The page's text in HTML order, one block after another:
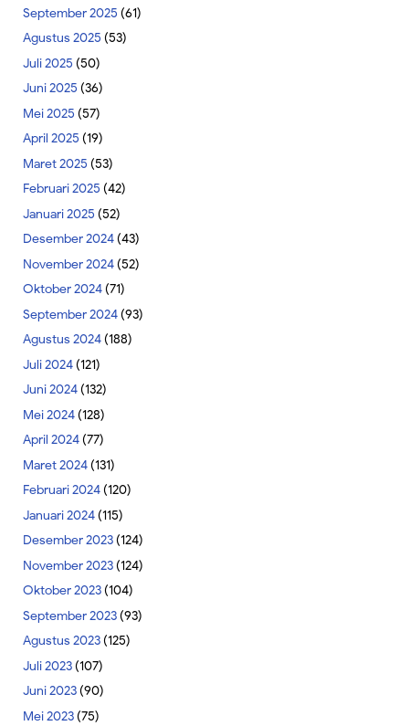
September 2025 (61)
Agustus 2025 (53)
Juli 2025 (50)
Juni 2025 (36)
Mei 2025 (57)
April 2025 (19)
Maret 2025 (53)
Februari 2025 (42)
Januari 2025 (52)
Desember 2024(43)
November 2024(52)
Oktober 2024(71)
September 2024(93)
Agustus 2024(188)
Juli 2024(121)
Juni 2024(132)
Mei 2024(128)
April 2024(77)
Maret 2024(131)
Februari 2024(120)
Januari 2024(115)
Desember 2023(124)
November 2023(124)
Oktober 2023(104)
September 2023(93)
Agustus 2023(125)
Juli 2023(107)
Juni 2023(90)
Mei 2023(75)